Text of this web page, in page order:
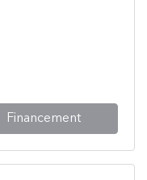
Financement